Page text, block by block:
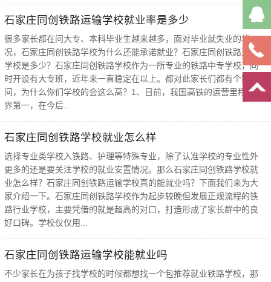
式
在
线
报
名
石家庄同创铁路运输学校就业率是多少
很多家长都在问大专、本科毕业生越来越多，面对毕业就失业的状
况，石家庄同创铁路学校为什么还能承诺就业？石家庄同创铁路运输
学校是多少？石家庄同创铁路学校作为一所专业的铁路中专学校，同
时开设有大专班，近年来一直稳定在以上。都对此家长们都有个疑
问，为什么你们学校的会这么高？1、目前，我国高铁的运营里程是世
界第一，在今后...
石家庄同创铁路学校就业怎么样
选择专业类学校入铁路、护理等特殊专业，除了认准学校的专业性外
更多的还是要关注学校的就业安置情况。那么石家庄同创铁路学校就
业怎么样？石家庄同创铁路运输学校真的能就业吗？下面我们来为大
家介绍一下。石家庄同创铁路学校作为起步较晚但发展正规流程的铁
路行业学校，主要凭借的就是超高的对口，打造形成了家长群中的良
好口碑。学校仅仅用...
石家庄同创铁路运输学校能就业吗
不少家长在为孩子找学校的时候都想找一个包推荐就业铁路学校，那